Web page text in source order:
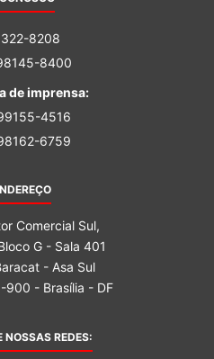
8208
8400
de imprensa:
4516
6759
Comercial Sul,
G - Sala 401
- Asa Sul
900 - Brasília - DF
NOSSAS REDES: